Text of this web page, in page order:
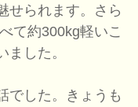
せられます。さら
て約300kg軽いこ
ました。
でした。きょうも